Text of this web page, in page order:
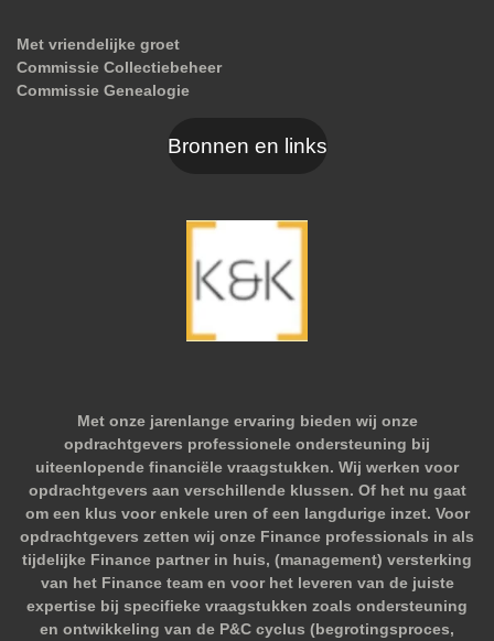
Met vriendelijke groet
Commissie Collectiebeheer
Commissie Genealogie
Bronnen en links
Met onze jarenlange ervaring bieden wij onze
opdrachtgevers professionele ondersteuning bij
uiteenlopende financiële vraagstukken. Wij werken voor
opdrachtgevers aan verschillende klussen. Of het nu gaat
om een klus voor enkele uren of een langdurige inzet. Voor
opdrachtgevers zetten wij onze Finance professionals in als
tijdelijke Finance partner in huis, (management) versterking
van het Finance team en voor het leveren van de juiste
expertise bij specifieke vraagstukken zoals ondersteuning
en ontwikkeling van de P&C cyclus (begrotingsproces,